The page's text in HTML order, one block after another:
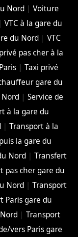
Nord| Voiture
VTC à la gare du
du Nord| VTC
pas cher à la
| Taxi privé
gare du
|Service de
à la gare du
| Transport à la
la gare du
Nord| Transfert
pas cher gare du
Nord |Transport
Paris gare du
|Transport
vers Paris gare